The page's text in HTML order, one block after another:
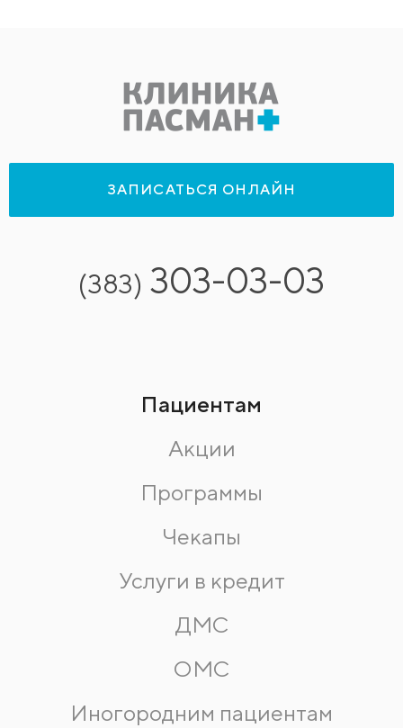
ЗАПИСАТЬСЯ ОНЛАЙН
(383) 303-03-03
Пациентам
Акции
Программы
Чекапы
Услуги в кредит
ДМС
ОМС
Иногородним пациентам